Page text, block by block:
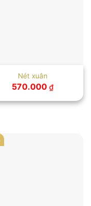
Nét xuân
570.000 ₫